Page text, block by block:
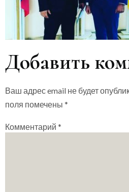
Добавить
Ваш адрес email не будет
поля помечены *
Комментарий *